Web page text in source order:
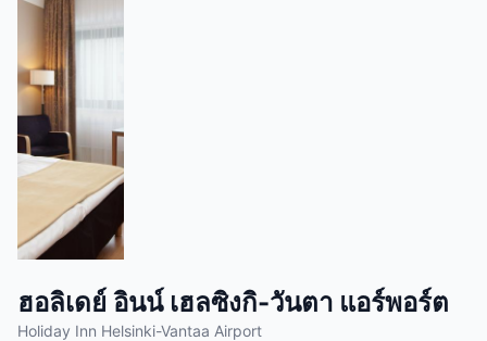
ฮอลิเดย์ อินน์ เฮลซิงกิ-วันตา แอร์พอร์ต
Holiday Inn Helsinki-Vantaa Airport